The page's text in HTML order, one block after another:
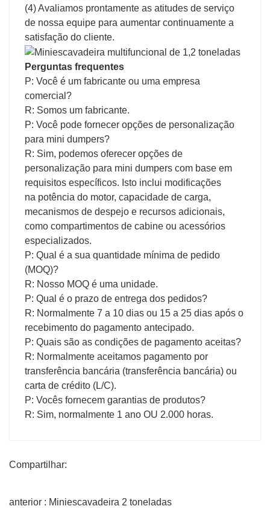
(4) Avaliamos prontamente as atitudes de serviço
de nossa equipe para aumentar continuamente a
satisfação do cliente.
Perguntas frequentes
P: Você é um fabricante ou uma empresa
comercial?
R: Somos um fabricante.
P: Você pode fornecer opções de personalização
para mini dumpers?
R: Sim, podemos oferecer opções de
personalização para mini dumpers com base em
requisitos específicos. Isto inclui modificações
na potência do motor, capacidade de carga,
mecanismos de despejo e recursos adicionais,
como compartimentos de cabine ou acessórios
especializados.
P: Qual é a sua quantidade mínima de pedido
(MOQ)?
R: Nosso MOQ é uma unidade.
P: Qual é o prazo de entrega dos pedidos?
R: Normalmente 7 a 10 dias ou 15 a 25 dias após o
recebimento do pagamento antecipado.
P: Quais são as condições de pagamento aceitas?
R: Normalmente aceitamos pagamento por
transferência bancária (transferência bancária) ou
carta de crédito (L/C).
P: Vocês fornecem garantias de produtos?
R: Sim, normalmente 1 ano OU 2.000 horas.
Compartilhar:
anterior : Miniescavadeira 2 toneladas